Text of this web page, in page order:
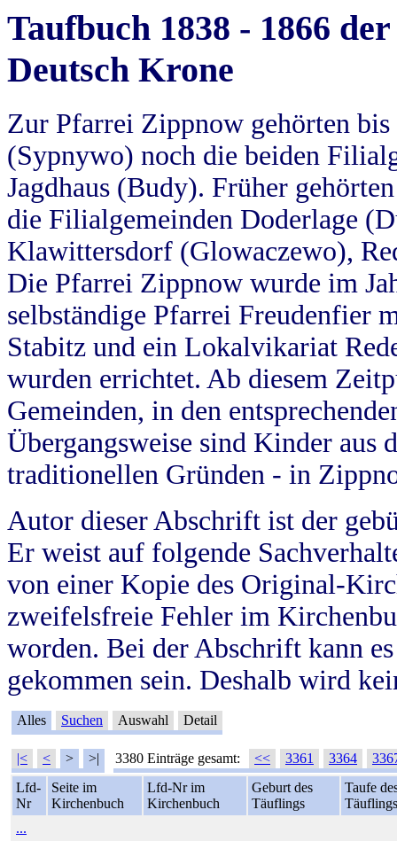
Taufbuch 1838 - 1866
Deutsch Krone
Zur Pfarrei Zippnow gehörten
(Sypnywo) noch die beiden
Jagdhaus (Budy). Früher
die Filialgemeinden Doderlage
Klawittersdorf (Glowaczewo),
Die Pfarrei Zippnow wurde im
selbständige Pfarrei Freudenfier
Stabitz und ein Lokalvikariat
wurden errichtet. Ab diesem
Gemeinden, in den
Übergangsweise sind Kinder aus
traditionellen Gründen - in
Autor dieser Abschrift ist der
Er weist auf folgende
von einer Kopie des Original-
zweifelsfreie Fehler im
worden. Bei der Abschrift kann
gekommen sein. Deshalb wird
Alles Suchen Auswahl Detail
|< < > >| 3380 Einträge gesamt: << 3361 3364
Lfd-
Nr
Seite im
Kirchenbuch
Lfd-Nr im
Kirchenbuch
Geburt des
Täuflings
Taufe
Täuflings
...